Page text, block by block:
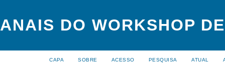
ANAIS DO WORKSHOP
CAPA SOBRE ACESSO PESQUISA ATUAL